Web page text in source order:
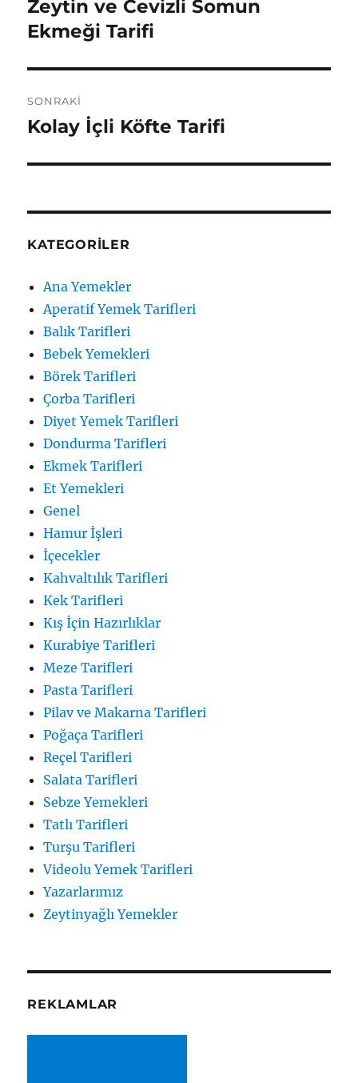
Önceki
yazı:
Zeytin ve Cevizli Somun
Ekmeği Tarifi
SONRAKI
Sonraki
Kolay İçli Köfte Tarifi
KATEGORILER
Ana Yemekler
Aperatif Yemek Tarifleri
Balık Tarifleri
Bebek Yemekleri
Börek Tarifleri
Çorba Tarifleri
Diyet Yemek Tarifleri
Dondurma Tarifleri
Ekmek Tarifleri
Et Yemekleri
Genel
Hamur İşleri
İçecekler
Kahvaltılık Tarifleri
Kek Tarifleri
Kış İçin Hazırlıklar
Kurabiye Tarifleri
Meze Tarifleri
Pasta Tarifleri
Pilav ve Makarna Tarifleri
Poğaça Tarifleri
Reçel Tarifleri
Salata Tarifleri
Sebze Yemekleri
Tatlı Tarifleri
Turşu Tarifleri
Videolu Yemek Tarifleri
Yazarlarımız
Zeytinyağlı Yemekler
REKLAMLAR